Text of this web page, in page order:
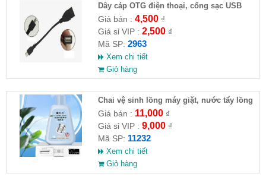
Dây cáp OTG điện thoại, cổng sạc USB
Giá bán : 4,500₫
Giá sỉ VIP : 2,500₫
Mã SP: 2963
Xem chi tiết
Giỏ hàng
Chai vệ sinh lồng máy giặt, nước tẩy lồng
máy giặt CLEANING FLUID
Giá bán : 11,000₫
Giá sỉ VIP : 9,000₫
Mã SP: 11232
Xem chi tiết
Giỏ hàng